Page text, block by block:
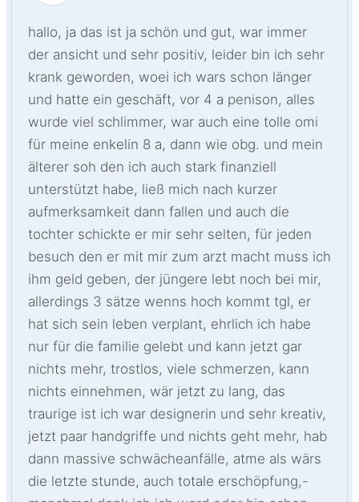
hallo, ja das ist ja schön und gut, war immer
der ansicht und sehr positiv, leider bin ich sehr
krank geworden, woei ich wars schon länger
und hatte ein geschäft, vor 4 a penison, alles
wurde viel schlimmer, war auch eine tolle omi
für meine enkelin 8 a, dann wie obg. und mein
älterer soh den ich auch stark finanziell
unterstützt habe, ließ mich nach kurzer
aufmerksamkeit dann fallen und auch die
tochter schickte er mir sehr selten, für jeden
besuch den er mit mir zum arzt macht muss ich
ihm geld geben, der jüngere lebt noch bei mir,
allerdings 3 sätze wenns hoch kommt tgl, er
hat sich sein leben verplant, ehrlich ich habe
nur für die familie gelebt und kann jetzt gar
nichts mehr, trostlos, viele schmerzen, kann
nichts einnehmen, wär jetzt zu lang, das
traurige ist ich war designerin und sehr kreativ,
jetzt paar handgriffe und nichts geht mehr, hab
dann massive schwächeanfälle, atme als wärs
die letzte stunde, auch totale erschöpfung,-